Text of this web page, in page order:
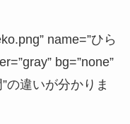
name=”ひら
bg=”none”
”の違いが分かりま